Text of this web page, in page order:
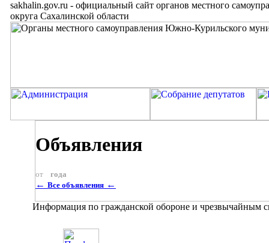
sakhalin.gov.ru - официальный сайт органов местного
округа Сахалинской области
Объявления
от года
← Все объявления ←
Информация по гражданской обороне и чрезвычайным